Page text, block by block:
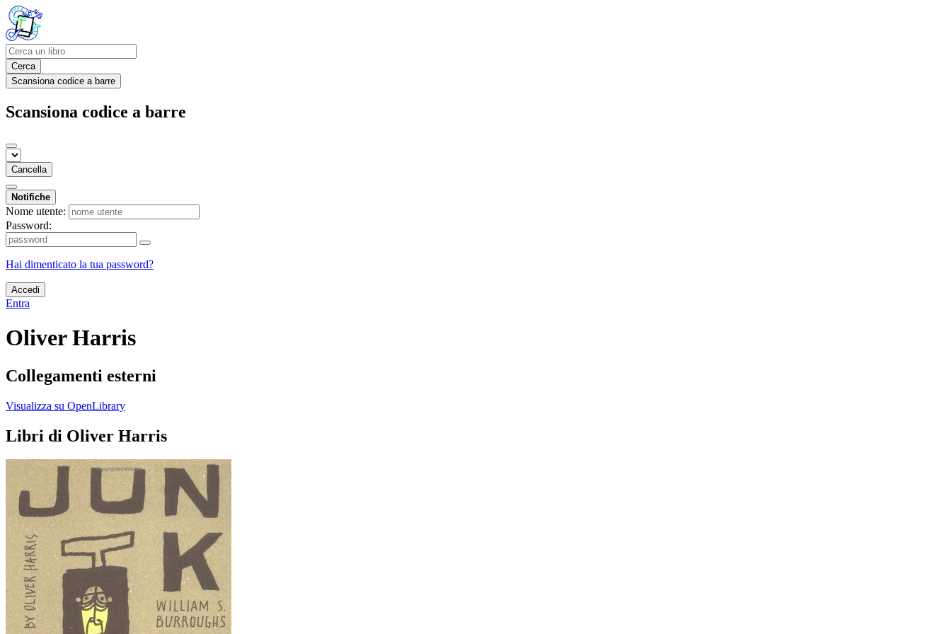
Cerca
Scansiona codice a barre
Scansiona codice a barre
Cancella
Notifiche
Nome utente:
Password:
Hai dimenticato la tua password?
Accedi
Entra
Oliver Harris
Collegamenti esterni
Visualizza su OpenLibrary
Libri di Oliver Harris